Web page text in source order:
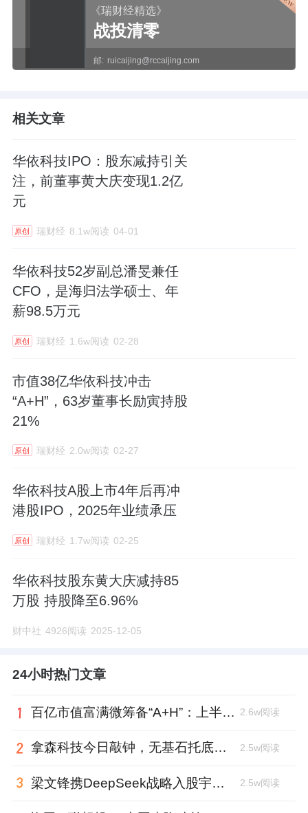
《瑞财经精选》
战投清零
邮: ruicaijing@rccaijing.com
相关文章
华依科技IPO：股东减持引关
注，前董事黄大庆变现1.2亿
元
原创 瑞财经 8.1w阅读 04-01
华依科技52岁副总潘旻兼任
CFO，是海归法学硕士、年
薪98.5万元
原创 瑞财经 1.6w阅读 02-28
市值38亿华依科技冲击
“A+H”，63岁董事长励寅持股
21%
原创 瑞财经 2.0w阅读 02-27
华依科技A股上市4年后再冲
港股IPO，2025年业绩承压
原创 瑞财经 1.7w阅读 02-25
华依科技股东黄大庆减持85
万股 持股降至6.96%
财中社 4926阅读 2025-12-05
24小时热门文章
百亿市值富满微筹备“A+H”：上半年净利大增353%，99年董秘、01年证代上位 2.6w阅读
拿森科技今日敲钟，无基石托底，上市市值超百亿 2.5w阅读
梁文锋携DeepSeek战略入股宇树科技，斥资1.4亿锁定3年 2.5w阅读